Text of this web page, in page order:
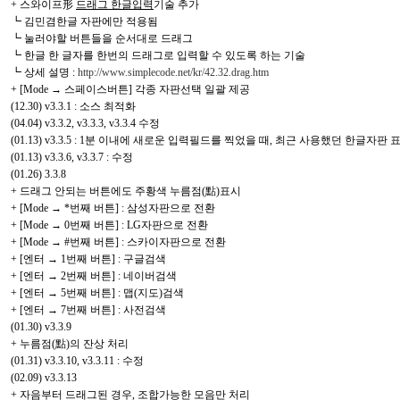
+ 스와이프形 드래그 한글입력 기술 추가
┗ 김민겸한글 자판에만 적용됨
┗ 눌러야할 버튼들을 순서대로 드래그
┗ 한글 한 글자를 한번의 드래그로 입력할 수 있도록 하는 기술
┗ 상세 설명 : http://www.simplecode.net/kr/42.32.drag.htm
+ [Mode → 스페이스버튼] 각종 자판선택 일괄 제공
(12.30) v3.3.1 : 소스 최적화
(04.04) v3.3.2, v3.3.3, v3.3.4 수정
(01.13) v3.3.5 : 1분 이내에 새로운 입력필드를 찍었을 때, 최근 사용했던 한글자판
(01.13) v3.3.6, v3.3.7 : 수정
(01.26) 3.3.8
+ 드래그 안되는 버튼에도 주황색 누름점(點)표시
+ [Mode → *번째 버튼] : 삼성자판으로 전환
+ [Mode → 0번째 버튼] : LG자판으로 전환
+ [Mode → #번째 버튼] : 스카이자판으로 전환
+ [엔터 → 1번째 버튼] : 구글검색
+ [엔터 → 2번째 버튼] : 네이버검색
+ [엔터 → 5번째 버튼] : 맵(지도)검색
+ [엔터 → 7번째 버튼] : 사전검색
(01.30) v3.3.9
+ 누름점(點)의 잔상 처리
(01.31) v3.3.10, v3.3.11 : 수정
(02.09) v3.3.13
+ 자음부터 드래그된 경우, 조합가능한 모음만 처리